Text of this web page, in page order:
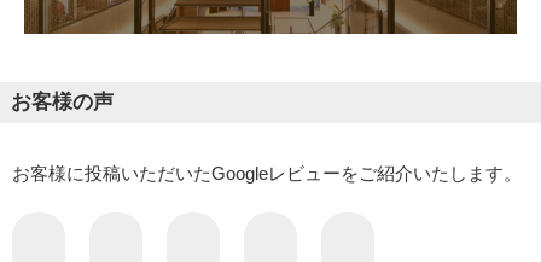
お客様の声
お客様に投稿いただいたGoogleレビューをご紹介いたします。